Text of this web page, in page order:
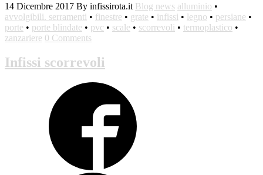
14 Dicembre 2017 By infissirota.it Blog news alluminio •
avvolgibili. serramenti • finestre • grate • infissi • legno • persiane •
porte • porte blindate • pvc • scale • scorrevoli • termoplastico •
zanzariere 0 Comments
Infissi scorrevoli